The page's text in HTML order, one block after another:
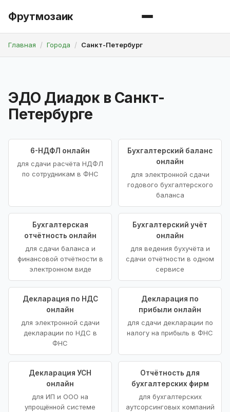
Фрутмозаик
Главная Города Санкт-Петербург
ЭДО Диадок в Санкт-
Петербурге
6-НДФЛ онлайн
для сдачи расчёта НДФЛ
по сотрудникам в ФНС
Бухгалтерский баланс
онлайн
для электронной сдачи
годового бухгалтерского
баланса
Бухгалтерская
отчётность онлайн
для сдачи баланса и
финансовой отчётности в
электронном виде
Бухгалтерский учёт
онлайн
для ведения бухучёта и
сдачи отчётности в одном
сервисе
Декларация по НДС
онлайн
для электронной сдачи
декларации по НДС в
ФНС
Декларация по
прибыли онлайн
для сдачи декларации по
налогу на прибыль в ФНС
Декларация УСН
онлайн
для ИП и ООО на
упрощённой системе
Отчётность для
бухгалтерских фирм
для бухгалтерских
аутсорсинговых компаний